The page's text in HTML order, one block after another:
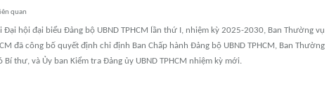
liên quan
Đại hội đại biểu Đảng bộ UBND TPHCM lần thứ I, nhiệm kỳ 2025-2030, Ban Thường vụ
đã công bố quyết định chỉ định Ban Chấp hành Đảng bộ UBND TPHCM, Ban Thường
Bí thư, và Ủy ban Kiểm tra Đảng ủy UBND TPHCM nhiệm kỳ mới.